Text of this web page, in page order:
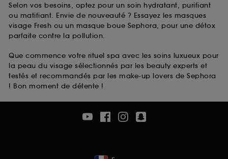
Selon vos besoins, optez pour un soin hydratant, purifiant
ou matifiant. Envie de nouveauté ? Essayez les masques
visage Fresh ou un masque boue Sephora, pour une détox
parfaite contre la pollution.
Que commence votre rituel spa avec les soins luxueux pour
la peau du visage sélectionnés par les beauty experts et
testés et recommandés par les make-up lovers de Sephora
! Bon moment de détente !